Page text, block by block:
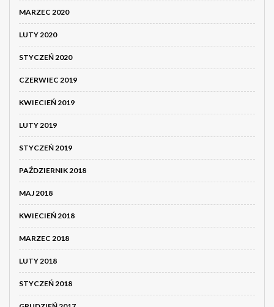
MARZEC 2020
LUTY 2020
STYCZEŃ 2020
CZERWIEC 2019
KWIECIEŃ 2019
LUTY 2019
STYCZEŃ 2019
PAŹDZIERNIK 2018
MAJ 2018
KWIECIEŃ 2018
MARZEC 2018
LUTY 2018
STYCZEŃ 2018